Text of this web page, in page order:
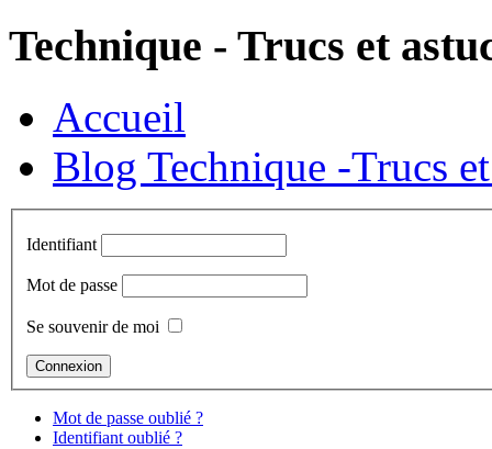
Technique - Trucs et
Accueil
Blog Technique -Trucs
Identifiant
Mot de passe
Se souvenir de moi
Mot de passe oublié ?
Identifiant oublié ?